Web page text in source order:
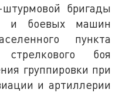
бригады
и боевых машин
пункта
боя
группировки при
и артиллерии